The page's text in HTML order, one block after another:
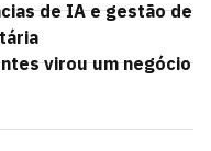
de IA e gestão de
virou um negócio